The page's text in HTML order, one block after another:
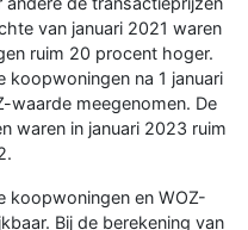
van januari 2021 waren
ruim 20 procent hoger.
koopwoningen na 1 januari
waarde meegenomen. De
waren in januari 2023 ruim
koopwoningen en WOZ-
Bij de berekening van